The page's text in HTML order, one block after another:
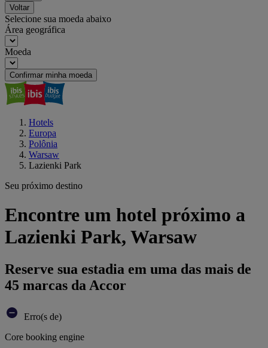
Voltar
Selecione sua moeda abaixo
Área geográfica
Moeda
Confirmar minha moeda
Hotels
Europa
Polônia
Warsaw
Lazienki Park
Seu próximo destino
Encontre um hotel próximo a
Lazienki Park, Warsaw
Reserve sua estadia em uma das mais de
45 marcas da Accor
Erro(s de)
Core booking engine